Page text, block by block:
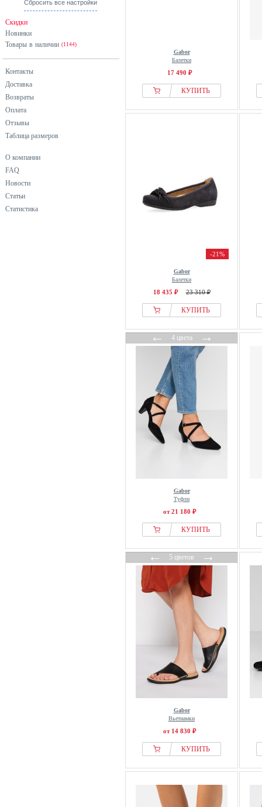
розовый
серебристый
серый
хаки
черный
Сбросить все настройки
Скидки
Новинки
Товары в наличии (1144)
Контакты
Доставка
Возвраты
Оплата
Отзывы
Таблица размеров
О компании
FAQ
Новости
Статьи
Статистика
Gabor
Балетки
17 490 ₽
КУПИТЬ
-21%
Gabor
Балетки
18 435 ₽ 23 310 ₽
КУПИТЬ
←4 цвета→
Gabor
Туфли
от 21 180 ₽
КУПИТЬ
←5 цветов→
Gabor
Вьетнамки
от 14 830 ₽
КУПИТЬ